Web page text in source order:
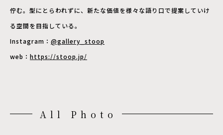
佇む。型にとらわれずに、新たな価値を様々な語り口で提案していけ
る空間を目指している。
Instagram： @gallery_stoop
web： https://stoop.jp/
All Photo